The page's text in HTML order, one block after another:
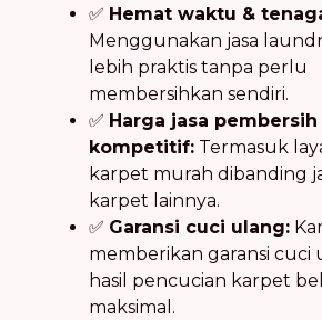
✅ Hemat waktu &
Menggunakan jasa
lebih praktis tanpa perlu
membersihkan sendiri.
✅ Harga jasa
kompetitif: Termasuk
karpet murah dibanding
karpet lainnya.
✅ Garansi cuci ulang:
memberikan garansi cuci
hasil pencucian karpet
maksimal.